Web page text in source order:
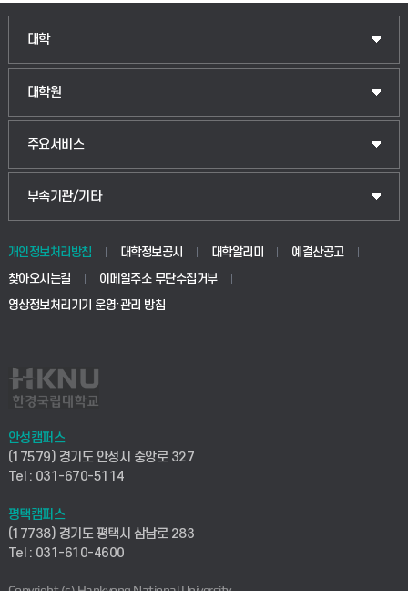
대학
인문융합공공인재학부
법경영학부
생명공학부
사회안전시스템공학부
컴퓨터응용수학부
ICT로봇기계공학부
전자전기공학부
대학원
일반대학원
산업대학원
공공정책대학원
교육대학원
주요서비스
입학안내
웹메일
학사시스템(전문학사 및 전공심화)
사이버캠퍼스(전문학사 및 전공심화)
시설바로처리서비스
연구실안전관리시스템
산학연구관리시스템
부속기관/기타
중앙도서관
학생생활관(안성)
산학협력단
취업지원센터
창업지원센터
현장실습지원센터
개인정보처리방침 대학정보공시 대학알리미
예결산공고
찾아오시는길
이메일주소 무단수집거부
영상정보처리기기 운영·관리 방침
안성캠퍼스
(17579) 경기도 안성시 중앙로 327
Tel : 031-670-5114
평택캠퍼스
(17738) 경기도 평택시 삼남로 283
Tel : 031-610-4600